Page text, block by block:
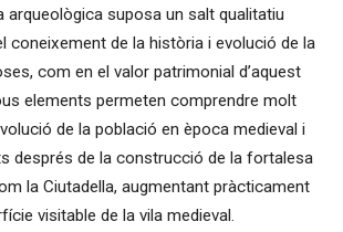
arqueològica suposa un salt qualitatiu
coneixement de la història i evolució de la
com en el valor patrimonial d’aquest
elements permeten comprendre molt
de la població en època medieval i
després de la construcció de la fortalesa
la Ciutadella, augmentant pràcticament
visitable de la vila medieval.